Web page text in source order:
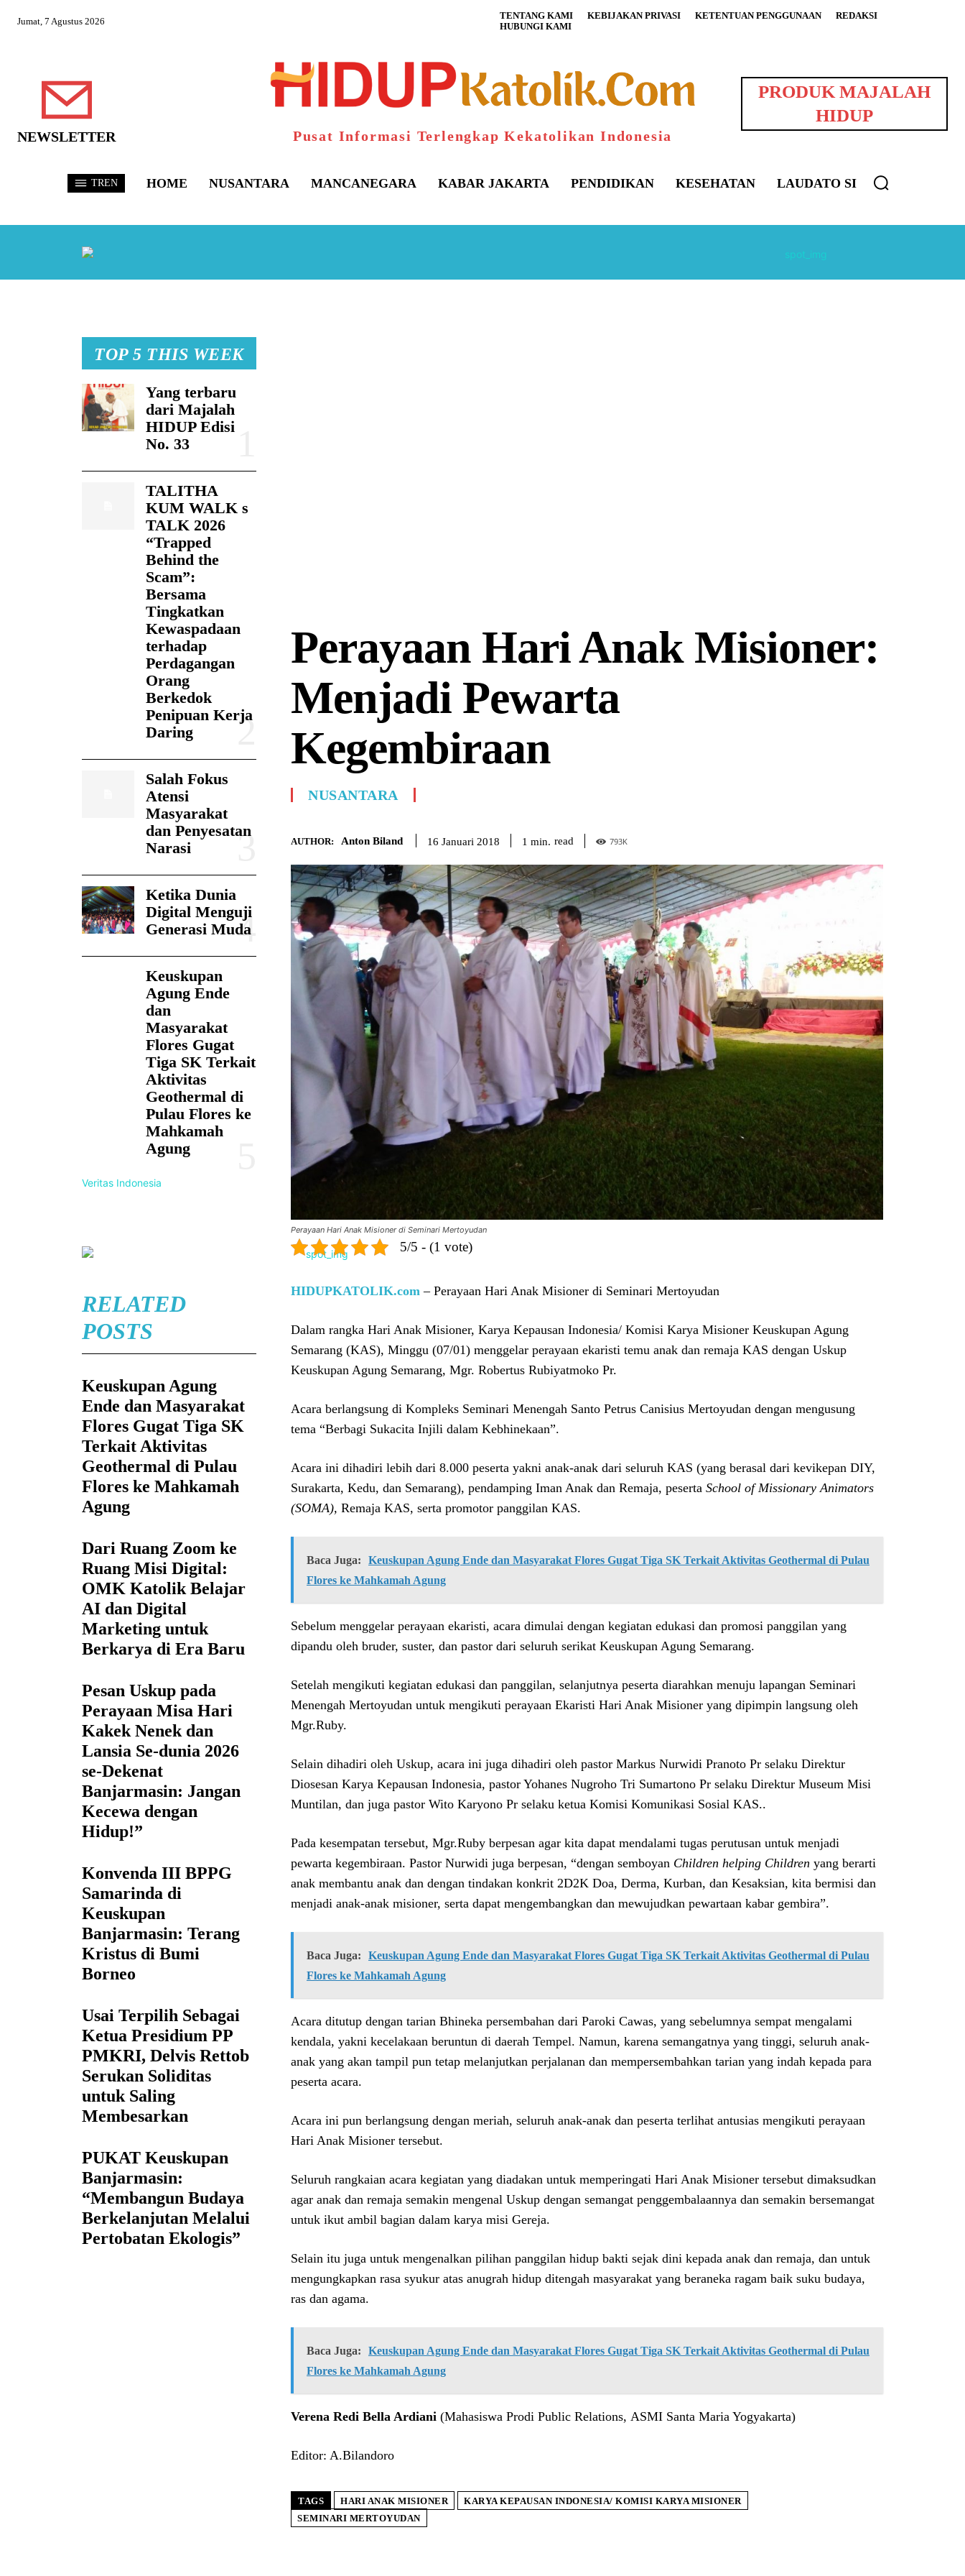
Jumat, 7 Agustus 2026 TENTANG KAMI KEBIJAKAN PRIVASI KETENTUAN PENGGUNAAN
REDAKSI
HUBUNGI KAMI
NEWSLETTER Pusat Informasi Terlengkap Kekatolikan Indonesia
PRODUK MAJALAH
HIDUP
TREN HOME NUSANTARA MANCANEGARA KABAR JAKARTA PENDIDIKAN KESEHATAN LAUDATO SI
TOP 5 THIS WEEK
Yang terbaru
dari Majalah
HIDUP Edisi
No. 33
TALITHA
KUM WALK s
TALK 2026
“Trapped
Behind the
Scam”:
Bersama
Tingkatkan
Kewaspadaan
terhadap
Perdagangan
Orang
Berkedok
Penipuan Kerja
Daring
Salah Fokus
Atensi
Masyarakat
dan Penyesatan
Narasi
Ketika Dunia
Digital Menguji
Generasi Muda
Keuskupan
Agung Ende
dan
Masyarakat
Flores Gugat
Tiga SK Terkait
Aktivitas
Geothermal di
Pulau Flores ke
Mahkamah
Agung
Veritas Indonesia
RELATED
POSTS
Keuskupan Agung
Ende dan Masyarakat
Flores Gugat Tiga SK
Terkait Aktivitas
Geothermal di Pulau
Flores ke Mahkamah
Agung
Dari Ruang Zoom ke
Ruang Misi Digital:
OMK Katolik Belajar
AI dan Digital
Marketing untuk
Berkarya di Era Baru
Pesan Uskup pada
Perayaan Misa Hari
Kakek Nenek dan
Lansia Se-dunia 2026
se-Dekenat
Banjarmasin: Jangan
Kecewa dengan
Hidup!”
Konvenda III BPPG
Samarinda di
Keuskupan
Banjarmasin: Terang
Kristus di Bumi
Borneo
Usai Terpilih Sebagai
Ketua Presidium PP
PMKRI, Delvis Rettob
Serukan Soliditas
untuk Saling
Membesarkan
PUKAT Keuskupan
Banjarmasin:
“Membangun Budaya
Berkelanjutan Melalui
Pertobatan Ekologis”
Perayaan Hari Anak Misioner:
Menjadi Pewarta
Kegembiraan
NUSANTARA
AUTHOR: Anton Biland 16 Januari 2018 1 min. read 793K
Perayaan Hari Anak Misioner di Seminari Mertoyudan
5/5 - (1 vote)
HIDUPKATOLIK.com – Perayaan Hari Anak Misioner di Seminari Mertoyudan
Dalam rangka Hari Anak Misioner, Karya Kepausan Indonesia/ Komisi Karya Misioner Keuskupan Agung
Semarang (KAS), Minggu (07/01) menggelar perayaan ekaristi temu anak dan remaja KAS dengan Uskup
Keuskupan Agung Semarang, Mgr. Robertus Rubiyatmoko Pr.
Acara berlangsung di Kompleks Seminari Menengah Santo Petrus Canisius Mertoyudan dengan mengusung
tema “Berbagi Sukacita Injili dalam Kebhinekaan”.
Acara ini dihadiri lebih dari 8.000 peserta yakni anak-anak dari seluruh KAS (yang berasal dari kevikepan DIY,
Surakarta, Kedu, dan Semarang), pendamping Iman Anak dan Remaja, peserta School of Missionary Animators
(SOMA), Remaja KAS, serta promotor panggilan KAS.
Baca Juga:
Keuskupan Agung Ende dan Masyarakat Flores Gugat Tiga SK Terkait Aktivitas Geothermal di Pulau
Flores ke Mahkamah Agung
Sebelum menggelar perayaan ekaristi, acara dimulai dengan kegiatan edukasi dan promosi panggilan yang
dipandu oleh bruder, suster, dan pastor dari seluruh serikat Keuskupan Agung Semarang.
Setelah mengikuti kegiatan edukasi dan panggilan, selanjutnya peserta diarahkan menuju lapangan Seminari
Menengah Mertoyudan untuk mengikuti perayaan Ekaristi Hari Anak Misioner yang dipimpin langsung oleh
Mgr.Ruby.
Selain dihadiri oleh Uskup, acara ini juga dihadiri oleh pastor Markus Nurwidi Pranoto Pr selaku Direktur
Diosesan Karya Kepausan Indonesia, pastor Yohanes Nugroho Tri Sumartono Pr selaku Direktur Museum Misi
Muntilan, dan juga pastor Wito Karyono Pr selaku ketua Komisi Komunikasi Sosial KAS..
Pada kesempatan tersebut, Mgr.Ruby berpesan agar kita dapat mendalami tugas perutusan untuk menjadi
pewarta kegembiraan. Pastor Nurwidi juga berpesan, “dengan semboyan Children helping Children yang berarti
anak membantu anak dan dengan tindakan konkrit 2D2K Doa, Derma, Kurban, dan Kesaksian, kita bermisi dan
menjadi anak-anak misioner, serta dapat mengembangkan dan mewujudkan pewartaan kabar gembira”.
Baca Juga:
Keuskupan Agung Ende dan Masyarakat Flores Gugat Tiga SK Terkait Aktivitas Geothermal di Pulau
Flores ke Mahkamah Agung
Acara ditutup dengan tarian Bhineka persembahan dari Paroki Cawas, yang sebelumnya sempat mengalami
kendala, yakni kecelakaan beruntun di daerah Tempel. Namun, karena semangatnya yang tinggi, seluruh anak-
anak yang akan tampil pun tetap melanjutkan perjalanan dan mempersembahkan tarian yang indah kepada para
peserta acara.
Acara ini pun berlangsung dengan meriah, seluruh anak-anak dan peserta terlihat antusias mengikuti perayaan
Hari Anak Misioner tersebut.
Seluruh rangkaian acara kegiatan yang diadakan untuk memperingati Hari Anak Misioner tersebut dimaksudkan
agar anak dan remaja semakin mengenal Uskup dengan semangat penggembalaannya dan semakin bersemangat
untuk ikut ambil bagian dalam karya misi Gereja.
Selain itu juga untuk mengenalkan pilihan panggilan hidup bakti sejak dini kepada anak dan remaja, dan untuk
mengungkapkan rasa syukur atas anugrah hidup ditengah masyarakat yang beraneka ragam baik suku budaya,
ras dan agama.
Baca Juga:
Keuskupan Agung Ende dan Masyarakat Flores Gugat Tiga SK Terkait Aktivitas Geothermal di Pulau
Flores ke Mahkamah Agung
Verena Redi Bella Ardiani (Mahasiswa Prodi Public Relations, ASMI Santa Maria Yogyakarta)
Editor: A.Bilandoro
TAGS HARI ANAK MISIONER
KARYA KEPAUSAN INDONESIA/ KOMISI KARYA MISIONER
SEMINARI MERTOYUDAN